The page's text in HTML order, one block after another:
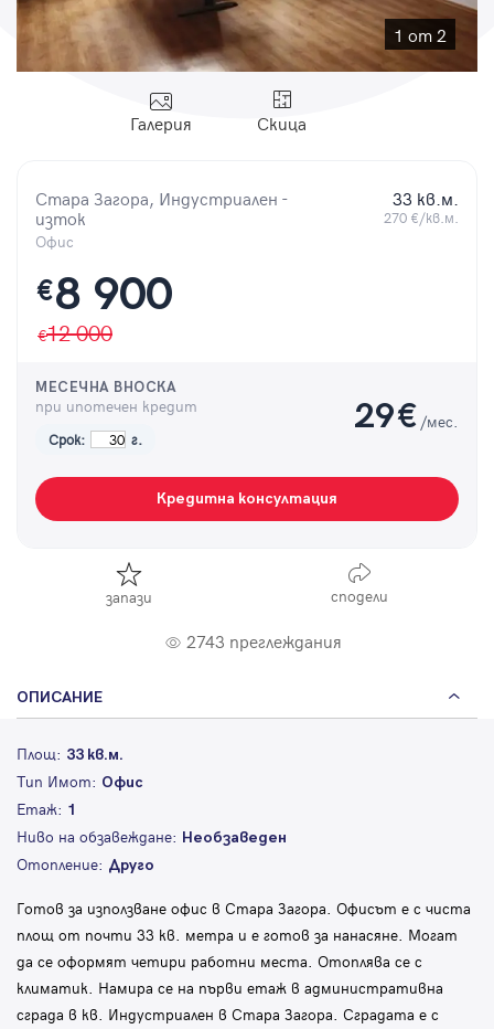
1 от 2
Галерия Скица
Стара Загора, Индустриален -
изток
Офис
33 кв.м.
270 €/кв.м.
€8 900
12 000
МЕСЕЧНА ВНОСКА
при ипотечен кредит
Срок: г.
29€ /мес.
Кредитна консултация
запази сподели
2743 преглеждания
ОПИСАНИЕ
Площ: 33 кв.м.
Тип Имот: Офис
Етаж: 1
Ниво на обзавеждане: Необзаведен
Отопление: Друго
Готов за използване офис в Стара Загора. Офисът е с чиста
площ от почти 33 кв. метра и е готов за нанасяне. Могат
да се оформят четири работни места. Отоплява се с
климатик. Намира се на първи етаж в административна
сграда в кв. Индустриален в Стара Загора. Сградата е с
Парола